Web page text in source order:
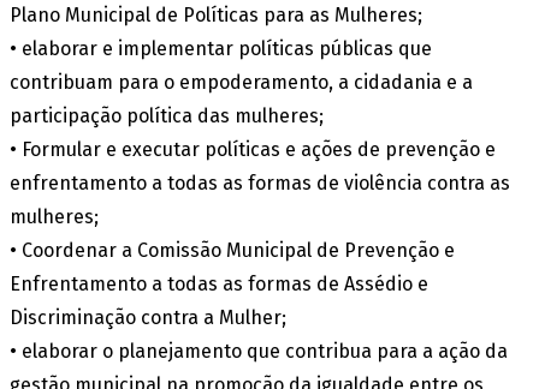
Plano Municipal de Políticas para as Mulheres;
• elaborar e implementar políticas públicas que
contribuam para o empoderamento, a cidadania e a
participação política das mulheres;
• Formular e executar políticas e ações de prevenção e
enfrentamento a todas as formas de violência contra as
mulheres;
• Coordenar a Comissão Municipal de Prevenção e
Enfrentamento a todas as formas de Assédio e
Discriminação contra a Mulher;
• elaborar o planejamento que contribua para a ação da